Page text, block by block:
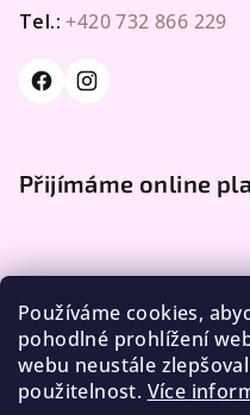
Používáme cookies,
pohodlné prohlížení
webu neustále
použitelnost. Více
Tel.: +420 732 866 229
Přijímáme online
Facebook